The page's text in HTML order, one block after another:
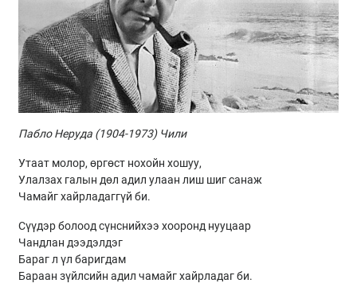
Пабло Неруда (1904-1973) Чили
Утаат молор, өргөст нохойн хошуу,
Улалзах галын дөл адил улаан лиш шиг санаж
Чамайг хайрладаггүй би.
Сүүдэр болоод сүнснийхээ хооронд нууцаар
Чандлан дээдэлдэг
Бараг л үл баригдам
Бараан зүйлсийн адил чамайг хайрладаг би.